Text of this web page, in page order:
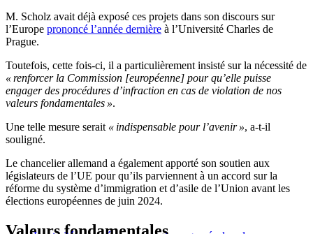
M. Scholz avait déjà exposé ces projets dans son discours sur
l’Europe prononcé l’année dernière à l’Université Charles de
Prague.
Toutefois, cette fois-ci, il a particulièrement insisté sur la nécessité de
« renforcer la Commission [européenne] pour qu’elle puisse
engager des procédures d’infraction en cas de violation de nos
valeurs fondamentales ».
Une telle mesure serait « indispensable pour l’avenir », a-t-il
souligné.
Le chancelier allemand a également apporté son soutien aux
législateurs de l’UE pour qu’ils parviennent à un accord sur la
réforme du système d’immigration et d’asile de l’Union avant les
élections européennes de juin 2024.